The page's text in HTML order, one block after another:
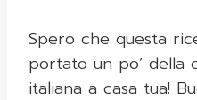
Spero che questa
portato un po’ della
italiana a casa tua!